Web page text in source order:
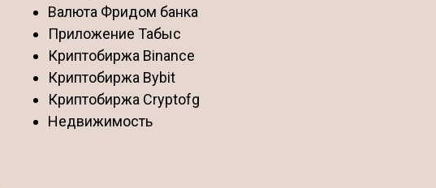
Валюта Фридом банка
Приложение Табыс
Криптобиржа Binance
Криптобиржа Bybit
Криптобиржа Cryptofg
Недвижимость